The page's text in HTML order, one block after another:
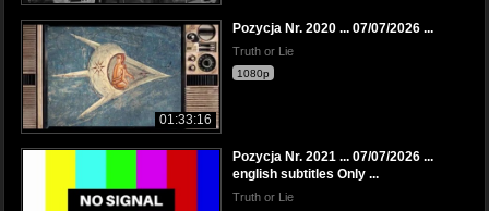
01:33:16
Pozycja Nr. 2020 ... 07/07/2026 ...
Truth or Lie
1080p
Pozycja Nr. 2021 ... 07/07/2026 ...
english subtitles Only ...
Truth or Lie